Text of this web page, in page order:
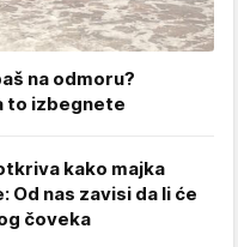
na odmoru?
to izbegnete
kako majka
nas zavisi da li će
čoveka